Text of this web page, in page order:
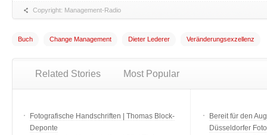
Copyright: Management-Radio
Buch Change Management Dieter Lederer Veränderungsexzellenz
Related Stories Most Popular
Fotografische Handschriften | Thomas Block-
Deponte
Bereit für den
Düsseldorfer